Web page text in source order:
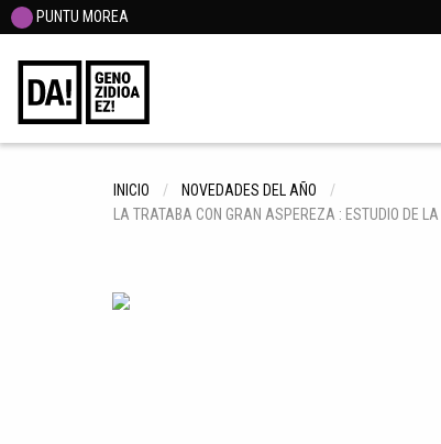
PUNTU MOREA
INICIO
NOVEDADES DEL AÑO
LA TRATABA CON GRAN ASPEREZA : ESTUDIO DE